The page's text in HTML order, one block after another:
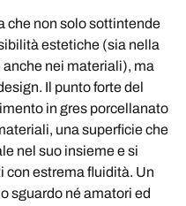
che non solo sottintende
estetiche (sia nella
nei materiali), ma
Il punto forte del
in gres porcellanato
una superficie che
nel suo insieme e si
con estrema fluidità. Un
sguardo né amatori ed